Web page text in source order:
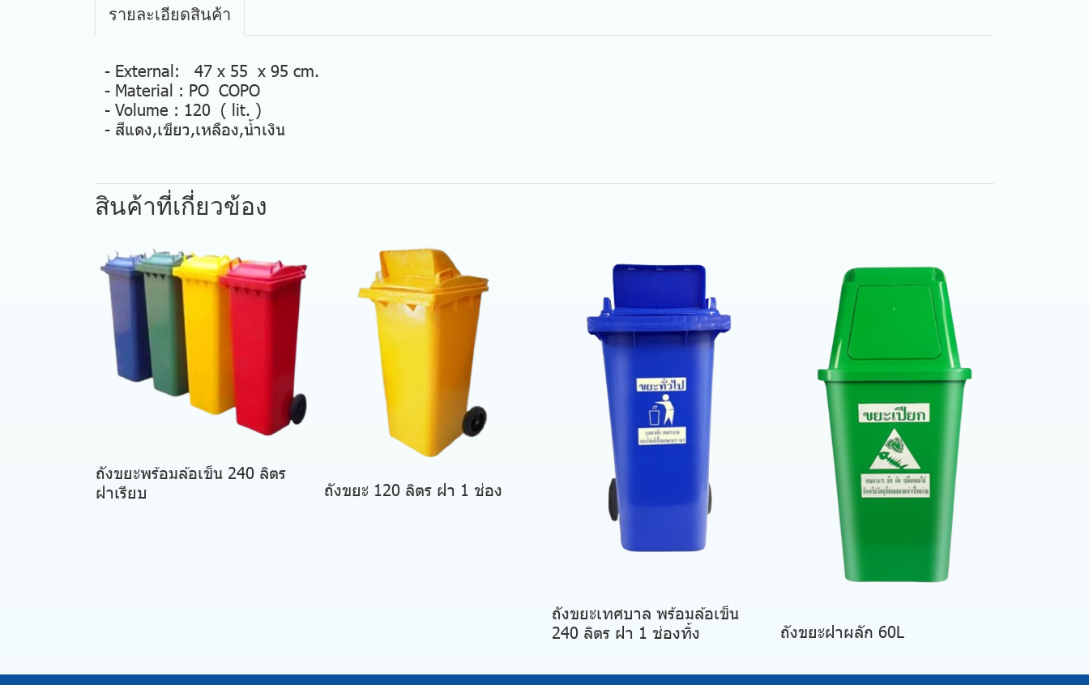
รายละเอียดสินค้า
- External: 47 x 55 x 95 cm.
- Material : PO COPO
- Volume : 120 ( lit. )
- สีแดง,เขียว,เหลือง,น้ำเงิน
สินค้าที่เกี่ยวข้อง
ถังขยะพร้อมล้อเข็น 240 ลิตร
ฝาเรียบ
ถังขยะ 120 ลิตร ฝา 1 ช่อง
ถังขยะเทศบาล พร้อมล้อเข็น
240 ลิตร ฝา 1 ช่องทิ้ง
ถังขยะฝาผลัก 60L